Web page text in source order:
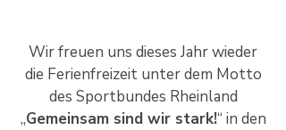
Wir freuen uns dieses Jahr wieder
die Ferienfreizeit unter dem Motto
des Sportbundes Rheinland
„Gemeinsam sind wir stark!“ in den